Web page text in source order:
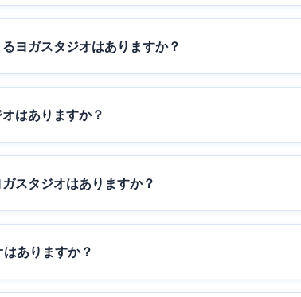
ヨガスタジオはありますか？
はありますか？
スタジオはありますか？
ありますか？